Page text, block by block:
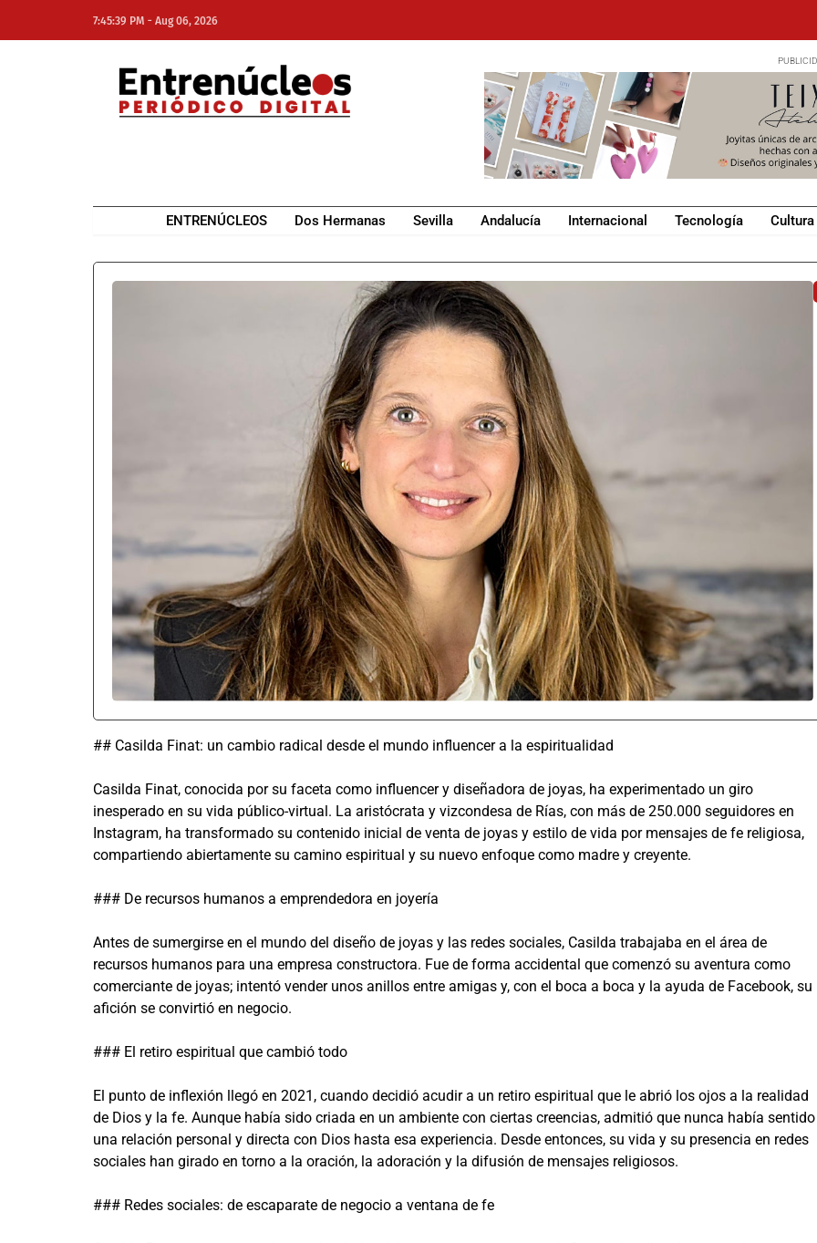
7:45:39 PM - Aug 06, 2026
ENTRENÚCLEOS Dos Hermanas Sevilla Andalucía Internacional Tecnología
## Casilda Finat: un cambio radical desde el mundo influencer a la espiritualidad
Casilda Finat, conocida por su faceta como influencer y diseñadora de joyas, ha experimentado un giro
inesperado en su vida público-virtual. La aristócrata y vizcondesa de Rías, con más de 250.000 seguidores en
Instagram, ha transformado su contenido inicial de venta de joyas y estilo de vida por mensajes de fe religiosa,
compartiendo abiertamente su camino espiritual y su nuevo enfoque como madre y creyente.
### De recursos humanos a emprendedora en joyería
Antes de sumergirse en el mundo del diseño de joyas y las redes sociales, Casilda trabajaba en el área de
recursos humanos para una empresa constructora. Fue de forma accidental que comenzó su aventura como
comerciante de joyas; intentó vender unos anillos entre amigas y, con el boca a boca y la ayuda de Facebook, su
afición se convirtió en negocio.
### El retiro espiritual que cambió todo
El punto de inflexión llegó en 2021, cuando decidió acudir a un retiro espiritual que le abrió los ojos a la realidad
de Dios y la fe. Aunque había sido criada en un ambiente con ciertas creencias, admitió que nunca había sentido
una relación personal y directa con Dios hasta esa experiencia. Desde entonces, su vida y su presencia en redes
sociales han girado en torno a la oración, la adoración y la difusión de mensajes religiosos.
### Redes sociales: de escaparate de negocio a ventana de fe